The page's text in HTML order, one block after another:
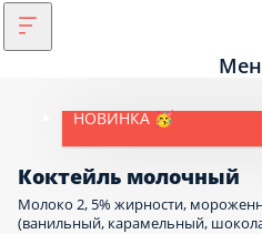
НОВИНКА 🥳
Коктейль молочный
Молоко 2, 5% жирности,
(ванильный, карамельный,